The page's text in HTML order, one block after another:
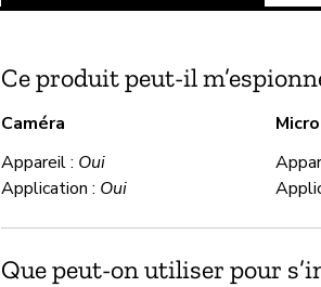
Ce produit peut-il
Caméra
Appareil : Oui
Application : Oui
Que peut-on utiliser pour